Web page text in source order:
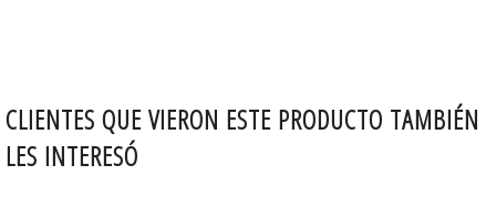
CLIENTES QUE VIERON ESTE PRODUCTO TAMBIÉN
LES INTERESÓ